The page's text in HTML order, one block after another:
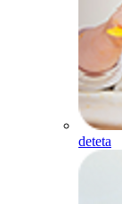
deteta